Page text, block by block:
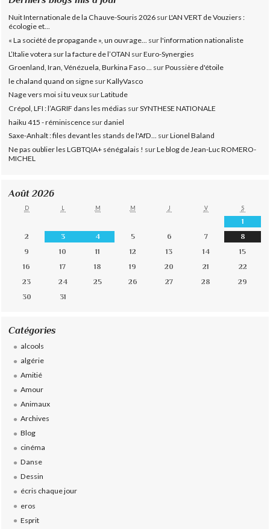
Nuit Internationale de la Chauve-Souris 2026 surL'AN VERT de Vouziers :
écologie et...
« La société de propagande », un ouvrage...
surl'information nationaliste
L’Italie votera sur la facture de l’OTAN surEuro-Synergies
Groenland, Iran, Vénézuela, Burkina Faso ... surPoussière d'étoile
le chaland quand on signe surKallyVasco
Nage vers moi si tu veux surLatitude
Crépol, LFI : l’AGRIF dans les médias surSYNTHESE NATIONALE
haiku 415 - réminiscence sur daniel
Saxe-Anhalt : files devant les stands de l'AfD... surLionel Baland
Ne pas oublier les LGBTQIA+ sénégalais ! surLe blog de Jean-Luc ROMERO-
MICHEL
Août 2026
D L M M J V S
1
2
3 4 5 6 7
8
9
10 11 12 13 14
15
16
17 18 19 20 21
22
23
24 25 26 27 28
29
30
31
Catégories
alcools
algérie
Amitié
Amour
Animaux
Archives
Blog
cinéma
Danse
Dessin
écris chaque jour
eros
Esprit